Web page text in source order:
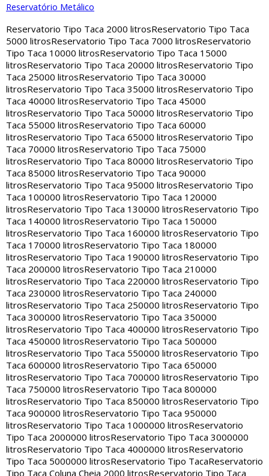
Reservatório Metálico
Reservatorio Tipo Taca 2000 litrosReservatorio Tipo Taca
5000 litrosReservatorio Tipo Taca 7000 litrosReservatorio
Tipo Taca 10000 litrosReservatorio Tipo Taca 15000
litrosReservatorio Tipo Taca 20000 litrosReservatorio Tipo
Taca 25000 litrosReservatorio Tipo Taca 30000
litrosReservatorio Tipo Taca 35000 litrosReservatorio Tipo
Taca 40000 litrosReservatorio Tipo Taca 45000
litrosReservatorio Tipo Taca 50000 litrosReservatorio Tipo
Taca 55000 litrosReservatorio Tipo Taca 60000
litrosReservatorio Tipo Taca 65000 litrosReservatorio Tipo
Taca 70000 litrosReservatorio Tipo Taca 75000
litrosReservatorio Tipo Taca 80000 litrosReservatorio Tipo
Taca 85000 litrosReservatorio Tipo Taca 90000
litrosReservatorio Tipo Taca 95000 litrosReservatorio Tipo
Taca 100000 litrosReservatorio Tipo Taca 120000
litrosReservatorio Tipo Taca 130000 litrosReservatorio Tipo
Taca 140000 litrosReservatorio Tipo Taca 150000
litrosReservatorio Tipo Taca 160000 litrosReservatorio Tipo
Taca 170000 litrosReservatorio Tipo Taca 180000
litrosReservatorio Tipo Taca 190000 litrosReservatorio Tipo
Taca 200000 litrosReservatorio Tipo Taca 210000
litrosReservatorio Tipo Taca 220000 litrosReservatorio Tipo
Taca 230000 litrosReservatorio Tipo Taca 240000
litrosReservatorio Tipo Taca 250000 litrosReservatorio Tipo
Taca 300000 litrosReservatorio Tipo Taca 350000
litrosReservatorio Tipo Taca 400000 litrosReservatorio Tipo
Taca 450000 litrosReservatorio Tipo Taca 500000
litrosReservatorio Tipo Taca 550000 litrosReservatorio Tipo
Taca 600000 litrosReservatorio Tipo Taca 650000
litrosReservatorio Tipo Taca 700000 litrosReservatorio Tipo
Taca 750000 litrosReservatorio Tipo Taca 800000
litrosReservatorio Tipo Taca 850000 litrosReservatorio Tipo
Taca 900000 litrosReservatorio Tipo Taca 950000
litrosReservatorio Tipo Taca 1000000 litrosReservatorio
Tipo Taca 2000000 litrosReservatorio Tipo Taca 3000000
litrosReservatorio Tipo Taca 4000000 litrosReservatorio
Tipo Taca 5000000 litrosReservatorio Tipo TacaReservatorio
Tipo Taca Coluna Cheia 2000 litrosReservatorio Tipo Taca